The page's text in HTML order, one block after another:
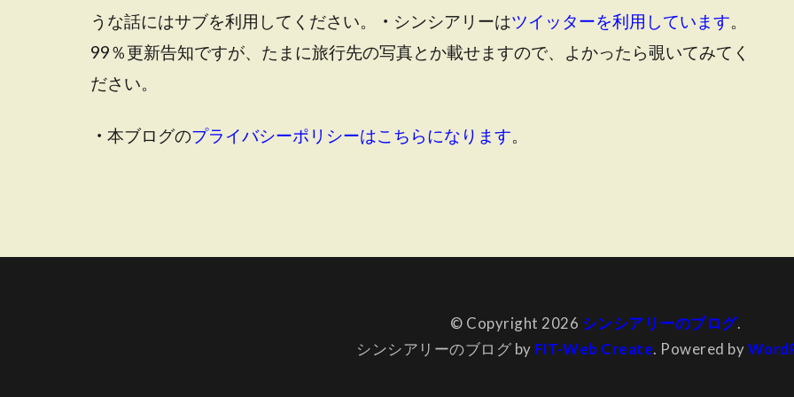
うな話にはサブを利用してください。
・ シンシアリーはツイッターを利用しています。
99％更新告知ですが、たまに旅行先の写真とか載せますので、よかったら覗いてみてく
ださい。
・ 本ブログのプライバシーポリシーはこちらになります。
© Copyright 2026 シンシアリーのブログ.
シンシアリーのブログ by FIT-Web Create. Powered by